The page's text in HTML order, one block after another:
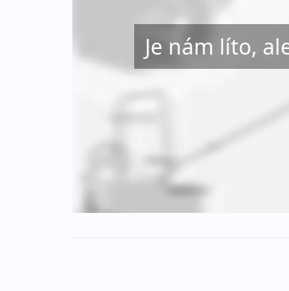
Je nám líto,